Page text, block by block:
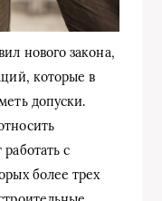
нового закона,
которые в
допуски.
с
более трех